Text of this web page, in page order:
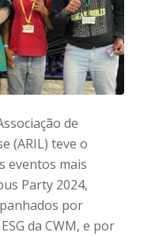
de
(ARIL) teve o
eventos mais
Party 2024,
por
da CWM, e por